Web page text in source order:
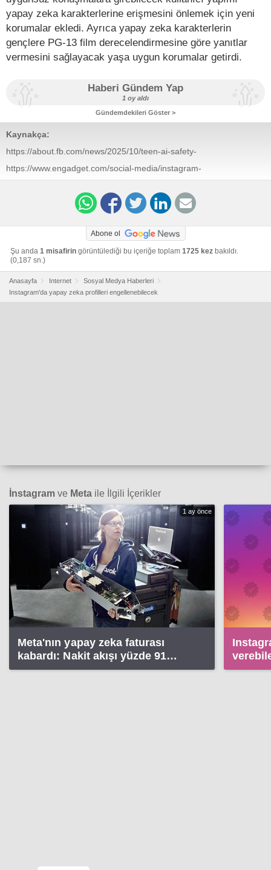
yapay zeka karakterlerine erişmesini önlemek için yeni
korumalar ekledi. Ayrıca yapay zeka karakterlerin
gençlere PG-13 film derecelendirmesine göre yanıtlar
vermesini sağlayacak yaşa uygun korumalar getirdi.
Haberi Gündem Yap
1 oy aldı
Gündemdekileri Göster >
Kaynakça:
https://about.fb.com/news/2025/10/teen-ai-safety-
https://www.engadget.com/social-media/instagram-
makes-teen-accounts-more-restrictive-120000653.html
Abone ol
Şu anda 1 misafirin görüntülediği bu içeriğe toplam 1725 kez bakıldı.
(0,187 sn.)
Anasayfa Internet
Sosyal Medya Haberleri
Instagram'da yapay zeka profilleri engellenebilecek
İnstagram ve Meta ile İlgili İçerikler
1 ay önce
Meta'nın yapay zeka faturası
kabardı: Nakit akışı yüzde 91
düştü
haber